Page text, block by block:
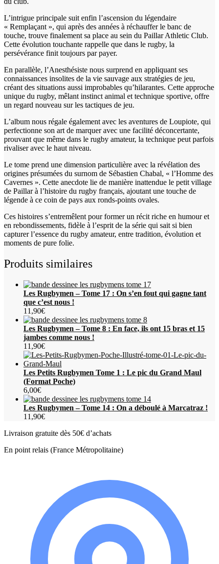
L’intrigue principale suit enfin l’ascension du légendaire
« Remplaçant », qui après des années à réchauffer le banc de
touche, trouve finalement sa place au sein du Paillar Athletic Club.
Cette évolution touchante rappelle que dans le rugby, la
persévérance finit toujours par payer.
En parallèle, l’Anesthésiste nous surprend en appliquant ses
connaissances insolites de la vie sauvage aux stratégies de jeu,
créant des situations aussi improbables qu’hilarantes. Cette approche
unique du rugby, mêlant instinct animal et technique sportive, offre
un regard nouveau sur les tactiques de jeu.
L’album nous régale également avec les aventures de Loupiote, qui
perfectionne son art de marquer avec une facilité déconcertante,
prouvant que même dans le rugby amateur, la technique peut parfois
rivaliser avec le haut niveau.
Le tome prend une dimension particulière avec la révélation des
origines présumées du surnom de Sébastien Chabal, « l’Homme des
Cavernes ». Cette anecdote lie de manière inattendue le petit village
de Paillar à l’histoire du rugby français, ajoutant une touche de
légende à ce coin de pays aux ronds-points ovales.
Ces histoires s’entremêlent pour former un récit riche en humour et
en rebondissements, fidèle à l’esprit de la série qui sait si bien
capturer l’essence du rugby amateur, entre tradition, évolution et
moments de pure folie.
Produits similaires
Les Rugbymen – Tome 17 : On s’en fout qui gagne tant
que c’est nous !
11,90€
Les Rugbymen – Tome 8 : En face, ils ont 15 bras et 15
jambes comme nous !
11,90€
Les Petits Rugbymen Tome 1 : Le pic du Grand Maul
(Format Poche)
6,00€
Les Rugbymen – Tome 14 : On a déboulé à Marcatraz !
11,90€
Livraison gratuite dès 50€ d’achats
En point relais (France Métropolitaine)